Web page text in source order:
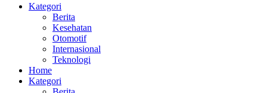
Kategori
Berita
Kesehatan
Otomotif
Internasional
Teknologi
Home
Kategori